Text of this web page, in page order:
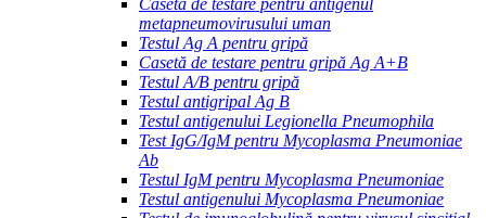
metapneumovirusului uman
Testul Ag A pentru gripă
Casetă de testare pentru gripă Ag A+B
Testul A/B pentru gripă
Testul antigripal Ag B
Testul antigenului Legionella Pneumophila
Test IgG/IgM pentru Mycoplasma Pneumoniae
Ab
Testul IgM pentru Mycoplasma Pneumoniae
Testul antigenului Mycoplasma Pneumoniae